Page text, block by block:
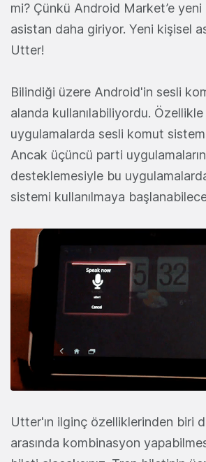
mi? Çünkü Android Market’e yeni
asistan daha giriyor. Yeni kişisel
Utter!
Bilindiği üzere Android'in sesli
alanda kullanılabiliyordu.
uygulamalarda sesli komut
Ancak üçüncü parti
desteklemesiyle bu
sistemi kullanılmaya
Utter'ın ilginç özelliklerinden biri
arasında kombinasyon